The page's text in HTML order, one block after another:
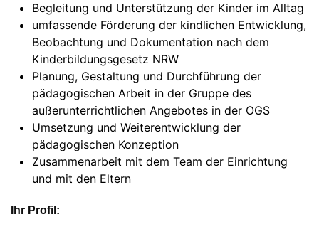
Begleitung und Unterstützung der Kinder im Alltag
umfassende Förderung der kindlichen Entwicklung,
Beobachtung und Dokumentation nach dem
Kinderbildungsgesetz NRW
Planung, Gestaltung und Durchführung der
pädagogischen Arbeit in der Gruppe des
außerunterrichtlichen Angebotes in der OGS
Umsetzung und Weiterentwicklung der
pädagogischen Konzeption
Zusammenarbeit mit dem Team der Einrichtung
und mit den Eltern
Ihr Profil: